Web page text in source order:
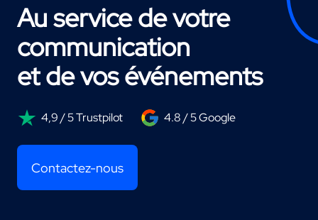
Au service de votre
communication
et de vos événements
4,9 / 5 Trustpilot 4.8 / 5 Google
Contactez-nous